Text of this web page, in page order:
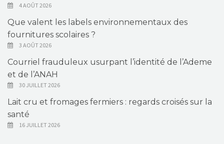
4 AOÛT 2026
Que valent les labels environnementaux des
fournitures scolaires ?
3 AOÛT 2026
Courriel frauduleux usurpant l’identité de l’Ademe
et de l’ANAH
30 JUILLET 2026
Lait cru et fromages fermiers : regards croisés sur la
santé
16 JUILLET 2026